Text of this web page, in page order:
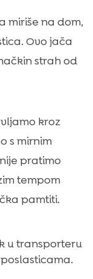
miriše na dom,
Ovo jača
strah od
kroz
s mirnim
pratimo
tempom
pamtiti.
u transporteru